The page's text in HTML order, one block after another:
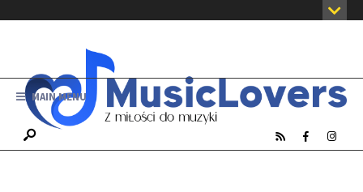
MAIN MENU